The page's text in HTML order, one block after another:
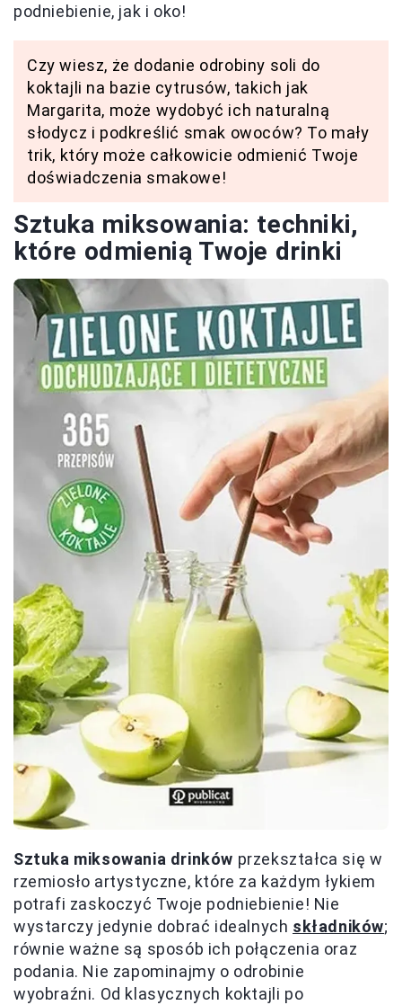
podniebienie, jak i oko!
Czy wiesz, że dodanie odrobiny soli do
koktajli na bazie cytrusów, takich jak
Margarita, może wydobyć ich naturalną
słodycz i podkreślić smak owoców? To mały
trik, który może całkowicie odmienić Twoje
doświadczenia smakowe!
Sztuka miksowania: techniki,
które odmienią Twoje drinki
Sztuka miksowania drinków przekształca się w
rzemiosło artystyczne, które za każdym łykiem
potrafi zaskoczyć Twoje podniebienie! Nie
wystarczy jedynie dobrać idealnych składników;
równie ważne są sposób ich połączenia oraz
podania. Nie zapominajmy o odrobinie
wyobraźni. Od klasycznych koktajli po